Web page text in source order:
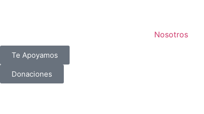
Nosotros
Te Apoyamos
Donaciones